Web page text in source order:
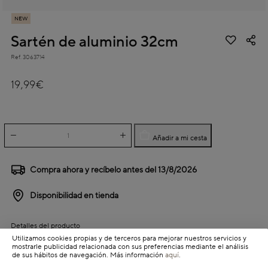
NEW
Sartén de aluminio 32cm
Ref. 3063714
19,99€
Añadir a mi cesta
Compra ahora y recíbelo antes del13/8/2026
Disponibilidad en tienda
Detalles del producto
Información de envío
Utilizamos cookies propias y de terceros para mejorar nuestros servicios y
mostrarle publicidad relacionada con sus preferencias mediante el análisis
de sus hábitos de navegación. Más información aquí.